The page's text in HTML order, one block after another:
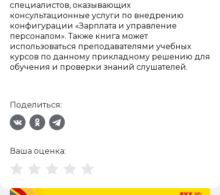
специалистов, оказывающих
консультационные услуги по внедрению
конфигурации «Зарплата и управление
персоналом». Также книга может
использоваться преподавателями учебных
курсов по данному прикладному решению для
обучения и проверки знаний слушателей.
Поделиться:
Ваша оценка: